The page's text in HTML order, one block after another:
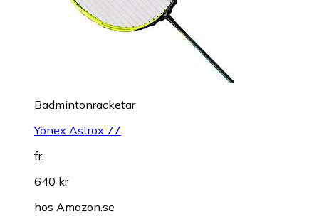
Badmintonracketar
Yonex Astrox 77
fr.
640 kr
hos Amazon.se